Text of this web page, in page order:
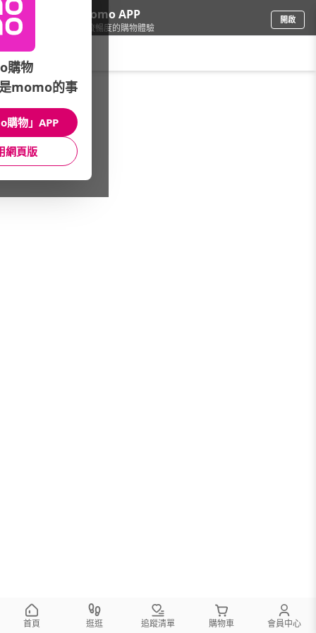
下載momo APP
給你3倍流暢度的購物體驗
開啟
品牌旗艦/DN
本館精選商品
館長推薦 月銷量
首頁 逛逛 追蹤清單 購物車 會員中心
購物
momo的事
購物」APP
網頁版